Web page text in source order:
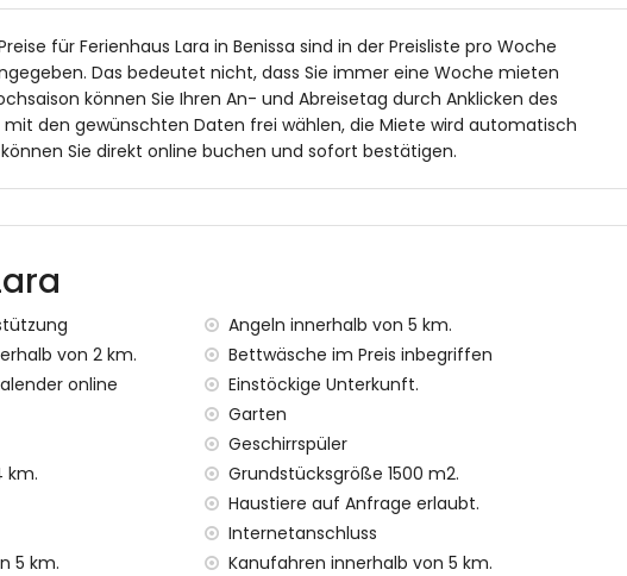
und Gartenmöbeln mit Sonnenliegen
im Freien
(4 Kilometer vom Haus entfernt)
de Moraira (10 Kilometer vom Haus entfernt)
Advocat (10 Kilometer vom Haus entfernt)
(100 Kilometer vom Haus entfernt)
Valencia (> 100 Kilometer)
erlaubt sind
geeignet für Familien mit Kindern
die im Mietpreis dieses Ferienhauses inbegriffen sind
Preise für Ferienhaus Lara in Benissa sind in der Preisliste pro Woche
Das bedeutet nicht, dass Sie immer eine Woche mieten
können Sie Ihren An- und Abreisetag durch Anklicken des
den gewünschten Daten frei wählen, die Miete wird automatisch
Sie direkt online buchen und sofort bestätigen.
Angeln innerhalb von 5 km.
von 2 km.
Bettwäsche im Preis inbegriffen
online
Einstöckige Unterkunft.
Garten
Geschirrspüler
km.
Grundstücksgröße 1500 m2.
Haustiere auf Anfrage erlaubt.
Internetanschluss
5 km.
Kanufahren innerhalb von 5 km.